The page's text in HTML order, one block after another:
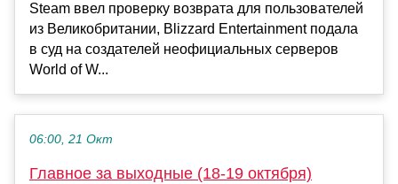
Steam ввел проверку возврата для пользователей
из Великобритании, Blizzard Entertainment подала
в суд на создателей неофициальных серверов
World of W...
06:00, 21 Окт
Главное за выходные (18-19 октября)